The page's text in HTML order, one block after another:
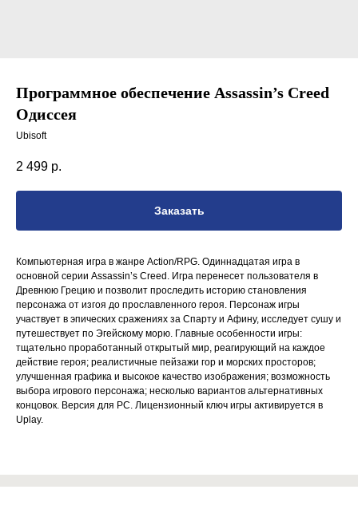
Программное обеспечение Assassin’s Creed
Одиссея
Ubisoft
2 499 р.
Заказать
Компьютерная игра в жанре Action/RPG. Одиннадцатая игра в
основной серии Assassin’s Creed. Игра перенесет пользователя в
Древнюю Грецию и позволит проследить историю становления
персонажа от изгоя до прославленного героя. Персонаж игры
участвует в эпических сражениях за Спарту и Афину, исследует сушу и
путешествует по Эгейскому морю. Главные особенности игры:
тщательно проработанный открытый мир, реагирующий на каждое
действие героя; реалистичные пейзажи гор и морских просторов;
улучшенная графика и высокое качество изображения; возможность
выбора игрового персонажа; несколько вариантов альтернативных
концовок. Версия для PC. Лицензионный ключ игры активируется в
Uplay.